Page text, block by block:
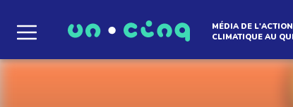
Le média qui
MÉDIA DE L'ACTION
CLIMATIQUE AU